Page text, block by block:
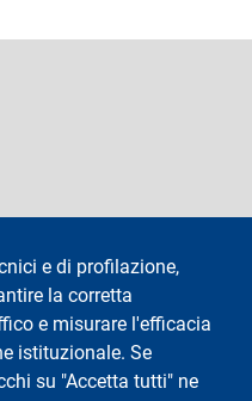
e di profilazione,
la corretta
e misurare l'efficacia
istituzionale. Se
su "Accetta tutti" ne